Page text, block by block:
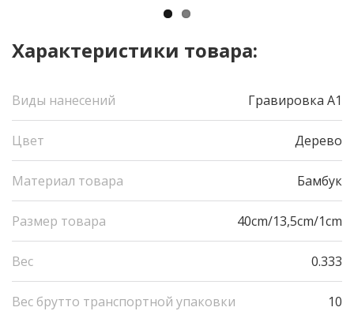
Характеристики товара:
Виды нанесений Гравировка А1
Цвет Дерево
Материал товара Бамбук
Размер товара 40cm/13,5cm/1cm
Вес 0.333
Вес брутто транспортной упаковки 10